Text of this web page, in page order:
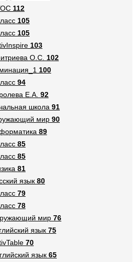
112
105
105
103
О.С. 102
100
94
Е.А. 92
школа 91
мир 90
89
85
85
81
язык 80
79
78
мир 76
язык 75
70
язык 65